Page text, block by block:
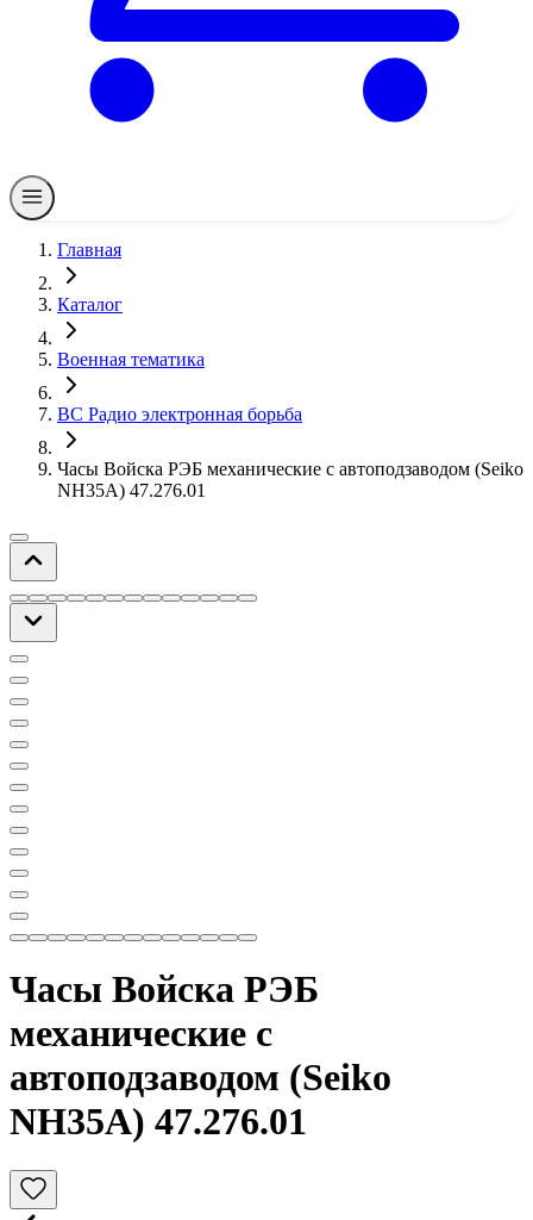
Главная
Каталог
Военная тематика
ВС Радио электронная борьба
Часы Войска РЭБ механические с автоподзаводом (Seiko
NH35A) 47.276.01
Часы Войска РЭБ
механические с
автоподзаводом (Seiko
NH35A) 47.276.01